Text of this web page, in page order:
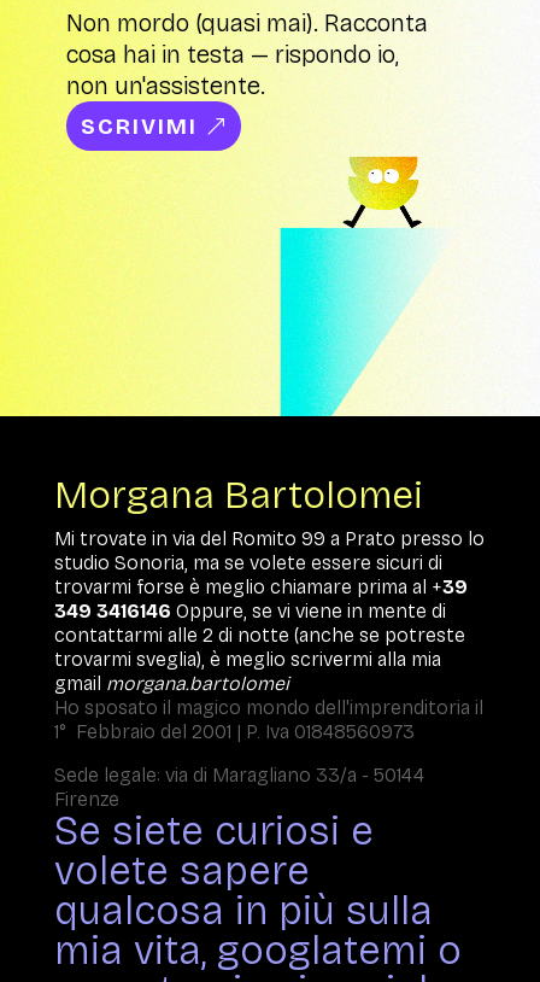
Non mordo (quasi mai). Racconta
cosa hai in testa — rispondo io,
non un'assistente.
SCRIVIMI
Morgana Bartolomei
Mi trovate in via del Romito 99 a Prato presso lo
studio Sonoria, ma se volete essere sicuri di
trovarmi forse è meglio chiamare prima al +39
349 3416146 Oppure, se vi viene in mente di
contattarmi alle 2 di notte (anche se potreste
trovarmi sveglia), è meglio scrivermi alla mia
gmail morgana.bartolomei
Ho sposato il magico mondo dell'imprenditoria il
1° Febbraio del 2001 | P. Iva 01848560973
Sede legale: via di Maragliano 33/a - 50144
Firenze
Se siete curiosi e
volete sapere
qualcosa in più sulla
mia vita, googlatemi o